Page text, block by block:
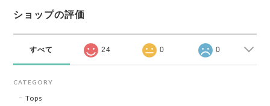
ショップの評価
すべて 24 0 0
CATEGORY
Tops